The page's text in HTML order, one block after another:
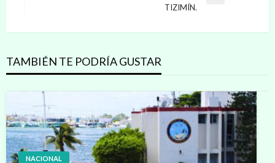
TIZIMÍN.
TAMBIÉN TE PODRÍA GUSTAR
NACIONAL